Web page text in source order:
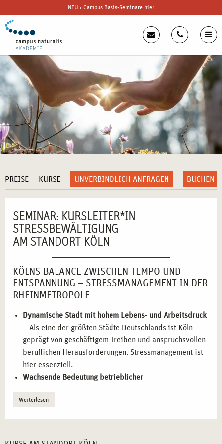
NEU : Campus Basis-Seminare hier
PREISE KURSE UNVERBINDLICH ANFRAGEN BUCHEN
SEMINAR: KURSLEITER*IN
STRESSBEWÄLTIGUNG
AM STANDORT KÖLN
KÖLNS BALANCE ZWISCHEN TEMPO UND
ENTSPANNUNG – STRESSMANAGEMENT IN DER
RHEINMETROPOLE
Dynamische Stadt mit hohem Lebens- und Arbeitsdruck
– Als eine der größten Städte Deutschlands ist Köln
geprägt von geschäftigem Treiben und anspruchsvollen
beruflichen Herausforderungen. Stressmanagement ist
hier essenziell.
Wachsende Bedeutung betrieblicher
Organisationen in Köln setzen auf
Praxisnahe Ausbildung für vielfältige Einsatzgebiete
Weiterlesen